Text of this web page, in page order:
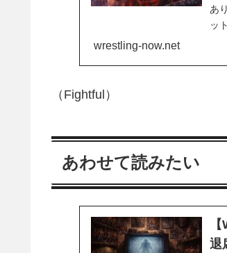
あ
ッ
て
wrestling-now.net
（Fightful）
あわせて読みたい
退